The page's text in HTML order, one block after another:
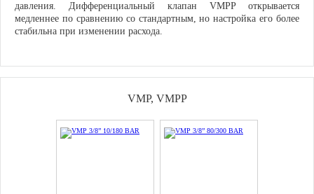
давления. Дифференциальный клапан VMPP открывается
медленнее по сравнению со стандартным, но настройка его более
стабильна при изменении расхода.
VMP, VMPP